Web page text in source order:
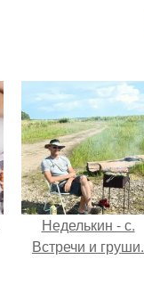
Неделькин - с.
Встречи и груши.